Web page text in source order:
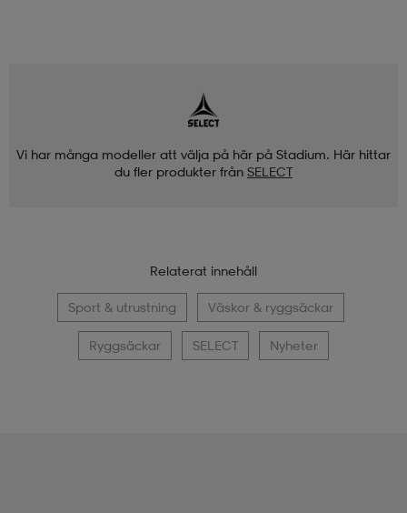
Vi har många modeller att välja på här på Stadium. Här hittar
du fler produkter från SELECT
Relaterat innehåll
Sport & utrustning Väskor & ryggsäckar
Ryggsäckar SELECT Nyheter